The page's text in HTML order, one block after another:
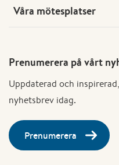
Våra mötesplatser
Prenumerera på vårt
Uppdaterad och
nyhetsbrev idag.
Prenumerera